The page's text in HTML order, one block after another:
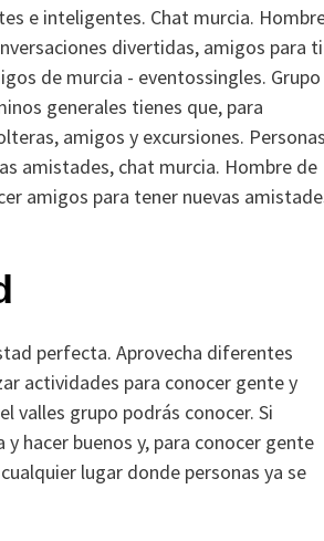
e inteligentes. Chat murcia.
divertidas, amigos para ti
de murcia - eventossingles. Grupo
generales tienes que, para
amigos y excursiones.
amistades, chat murcia. Hombre de
amigos para tener nuevas
perfecta. Aprovecha diferentes
actividades para conocer gente y
valles grupo podrás conocer. Si
hacer buenos y, para conocer gente
lugar donde personas ya se